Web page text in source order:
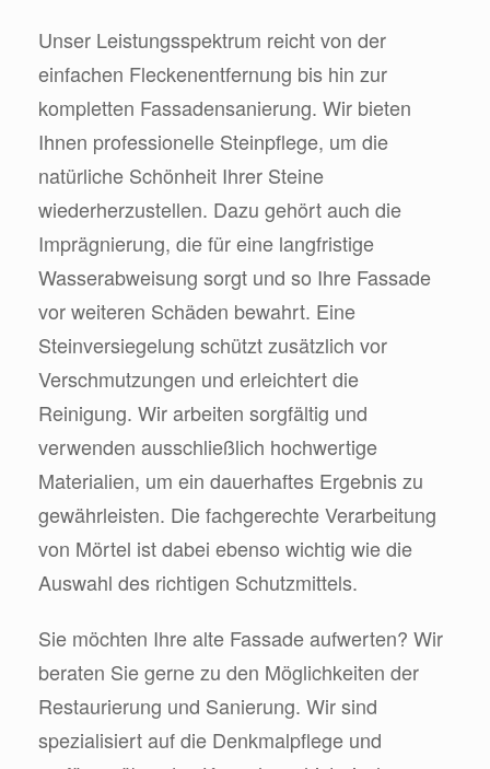
Unser Leistungsspektrum reicht von der
einfachen Fleckenentfernung bis hin zur
kompletten Fassadensanierung. Wir bieten
Ihnen professionelle Steinpflege, um die
natürliche Schönheit Ihrer Steine
wiederherzustellen. Dazu gehört auch die
Imprägnierung, die für eine langfristige
Wasserabweisung sorgt und so Ihre Fassade
vor weiteren Schäden bewahrt. Eine
Steinversiegelung schützt zusätzlich vor
Verschmutzungen und erleichtert die
Reinigung. Wir arbeiten sorgfältig und
verwenden ausschließlich hochwertige
Materialien, um ein dauerhaftes Ergebnis zu
gewährleisten. Die fachgerechte Verarbeitung
von Mörtel ist dabei ebenso wichtig wie die
Auswahl des richtigen Schutzmittels.
Sie möchten Ihre alte Fassade aufwerten? Wir
beraten Sie gerne zu den Möglichkeiten der
Restaurierung und Sanierung. Wir sind
spezialisiert auf die Denkmalpflege und